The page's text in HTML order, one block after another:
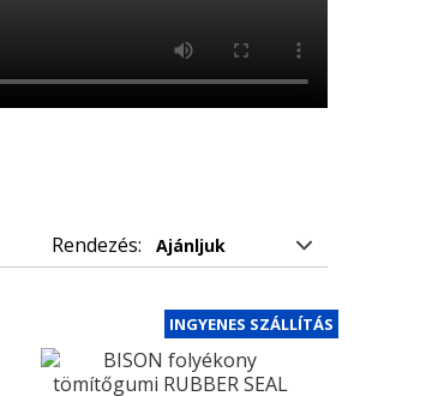
Rendezés:
INGYENES SZÁLLÍTÁS